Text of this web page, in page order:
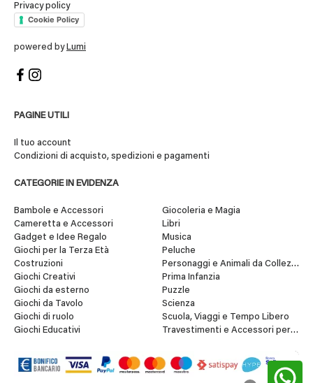
Privacy policy
Cookie Policy
powered by Lumi
PAGINE UTILI
Il tuo account
Condizioni di acquisto, spedizioni e pagamenti
CATEGORIE IN EVIDENZA
Bambole e Accessori
Cameretta e Accessori
Gadget e Idee Regalo
Giochi per la Terza Età
Costruzioni
Giochi Creativi
Giochi da esterno
Giochi da Tavolo
Giochi di ruolo
Giochi Educativi
Giocoleria e Magia
Libri
Musica
Peluche
Personaggi e Animali da Collezione
Prima Infanzia
Puzzle
Scienza
Scuola, Viaggi e Tempo Libero
Travestimenti e Accessori per